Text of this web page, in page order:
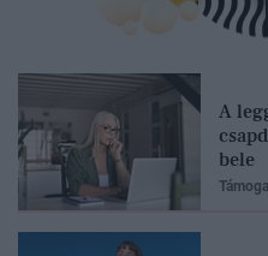
A
bele